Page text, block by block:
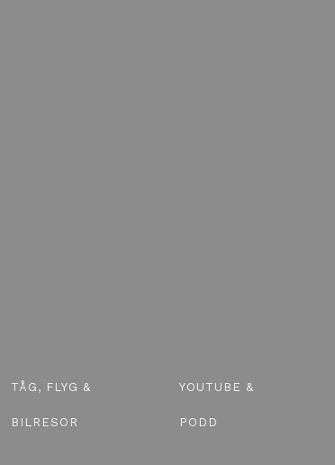
TÅG, FLYG &
BILRESOR
YOUTUBE &
PODD